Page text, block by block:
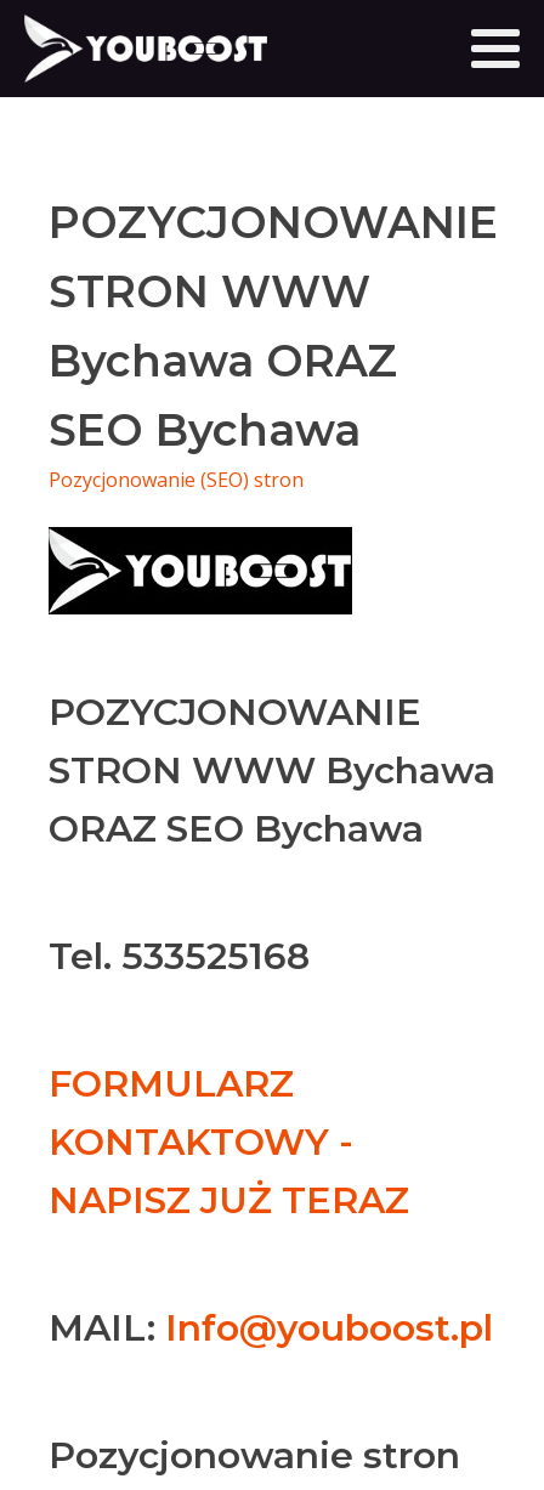
POZYCJONOWANIE
STRON WWW
Bychawa ORAZ
SEO Bychawa
Pozycjonowanie (SEO) stron
POZYCJONOWANIE
STRON WWW Bychawa
ORAZ SEO Bychawa
Tel. 533525168
FORMULARZ
KONTAKTOWY -
NAPISZ JUŻ TERAZ
MAIL: Info@youboost.pl
Pozycjonowanie stron